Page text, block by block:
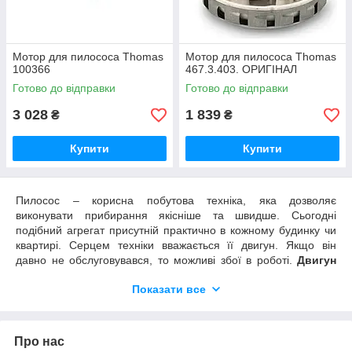
Мотор пилососа Thomas 467.3.403. ОРИГІНАЛ
Оригінальна модель електродвигуна потужністю 1600 Вт.
Виготовлено виріб в Словенії. Реалізуємо подібні мотори в
Всі двигуни
Особливості електродвигунів з
Мотор для пилососа Thomas
100366
Готово до відправки
3 028 ₴
Купити
Мотор для пилососа Thomas
467.3.403. ОРИГІНАЛ
Готово до відправки
1 839 ₴
Купити
Пилосос – корисна побутова техніка, яка дозволяє
виконувати прибирання якісніше та швидше. Сьогодні
подібний агрегат присутній практично в кожному будинку чи
квартирі. Серцем техніки вважається її двигун. Якщо він
давно не обслуговувався, то можливі збої в роботі. Двигун
однак і така якісна деталь не вічна, рано чи пізно вона
Мотор Thomas – причини та ознаки
Показати все
Про нас